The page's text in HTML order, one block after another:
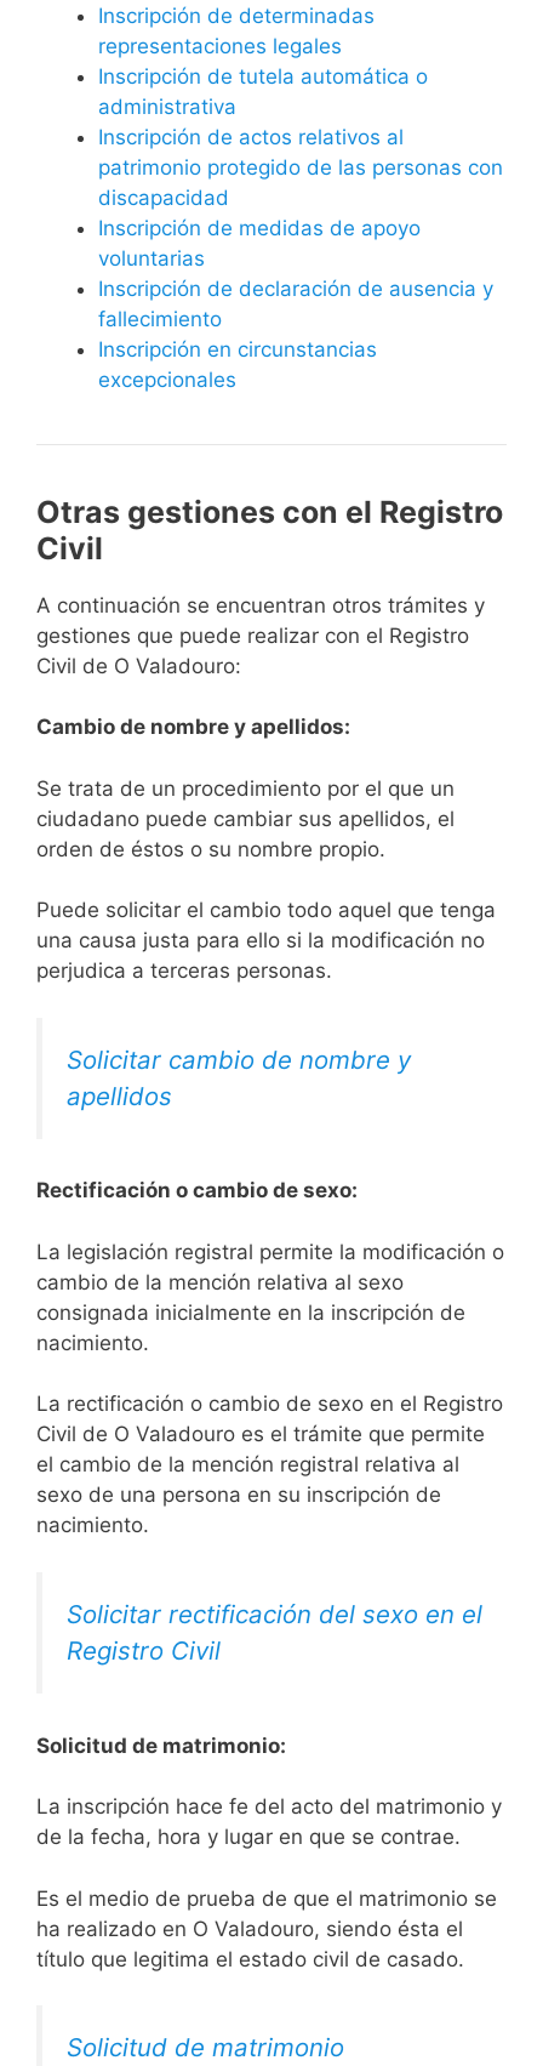
Inscripción de determinadas
representaciones legales
Inscripción de tutela automática o
administrativa
Inscripción de actos relativos al
patrimonio protegido de las personas con
discapacidad
Inscripción de medidas de apoyo
voluntarias
Inscripción de declaración de ausencia y
fallecimiento
Inscripción en circunstancias
excepcionales
Otras gestiones con el Registro
Civil
A continuación se encuentran otros trámites y
gestiones que puede realizar con el Registro
Civil de O Valadouro:
Cambio de nombre y apellidos:
Se trata de un procedimiento por el que un
ciudadano puede cambiar sus apellidos, el
orden de éstos o su nombre propio.
Puede solicitar el cambio todo aquel que tenga
una causa justa para ello si la modificación no
perjudica a terceras personas.
Solicitar cambio de nombre y
apellidos
Rectificación o cambio de sexo:
La legislación registral permite la modificación o
cambio de la mención relativa al sexo
consignada inicialmente en la inscripción de
nacimiento.
La rectificación o cambio de sexo en el Registro
Civil de O Valadouro es el trámite que permite
el cambio de la mención registral relativa al
sexo de una persona en su inscripción de
nacimiento.
Solicitar rectificación del sexo en el
Registro Civil
Solicitud de matrimonio:
La inscripción hace fe del acto del matrimonio y
de la fecha, hora y lugar en que se contrae.
Es el medio de prueba de que el matrimonio se
ha realizado en O Valadouro, siendo ésta el
título que legitima el estado civil de casado.
Solicitud de matrimonio